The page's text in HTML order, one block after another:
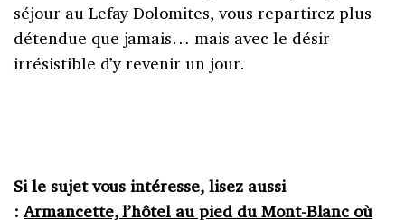
séjour au Lefay Dolomites, vous repartirez plus
détendue que jamais… mais avec le désir
irrésistible d’y revenir un jour.
Si le sujet vous intéresse, lisez aussi
:Armancette, l’hôtel au pied du Mont-Blanc où